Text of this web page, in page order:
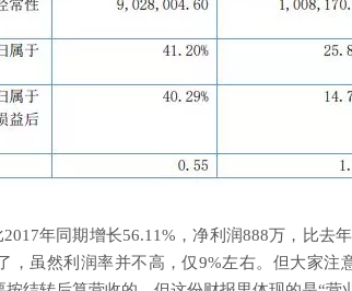
年同期增长56.11%，净利润888万，比去
，虽然利润率并不高，仅9%左右。但大家注